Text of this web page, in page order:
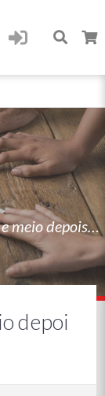
meio depois…
depoi